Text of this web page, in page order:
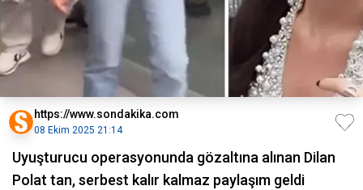
https://www.sondakika.com
08 Ekim 2025 21:14
Uyuşturucu operasyonunda gözaltına alınan Dilan
Polat tan, serbest kalır kalmaz paylaşım geldi